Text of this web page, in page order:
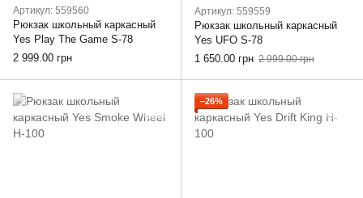
Артикул: 559560
Рюкзак школьный каркасный
Yes Play The Game S-78
2 999.00 грн
Артикул: 559559
Рюкзак школьный каркасный
Yes UFO S-78
1 650.00 грн 2 999.00 грн
−26%